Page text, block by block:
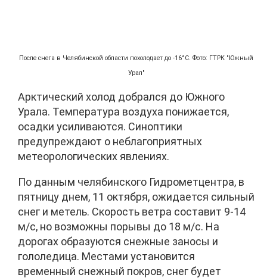
После снега в Челябинской области похолодает до -16°C. Фото: ГТРК "Южный
Урал"
Арктический холод добрался до Южного
Урала. Температура воздуха понижается,
осадки усиливаются. Синоптики
предупреждают о неблагоприятных
метеорологических явлениях.
По данным челябинского Гидрометцентра, в
пятницу днем, 11 октября, ожидается сильный
снег и метель. Скорость ветра составит 9-14
м/с, но возможны порывы до 18 м/с. На
дорогах образуются снежные заносы и
гололедица. Местами установится
временный снежный покров, снег будет